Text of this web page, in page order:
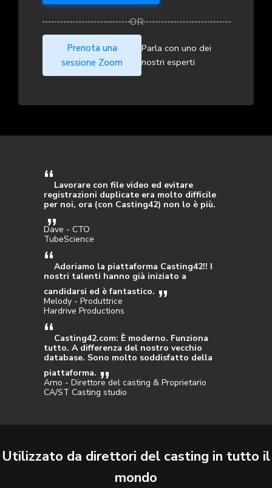
Prenota una
sessione Zoom
Parla con uno dei
nostri esperti
Lavorare con file video ed evitare
registrazioni duplicate era molto difficile
per noi, ora (con Casting42) non lo è più.
Dave - CTO
TubeScience
Adoriamo la piattaforma Casting42!! I
nostri talenti hanno già iniziato a
candidarsi ed è fantastico.
Melody - Produttrice
Hardrive Productions
Casting42.com: È moderno. Funziona
tutto. A differenza del nostro vecchio
database. Sono molto soddisfatto della
piattaforma.
Arno - Direttore del casting & Proprietario
CA/ST Casting studio
Utilizzato da direttori del casting in tutto il
mondo